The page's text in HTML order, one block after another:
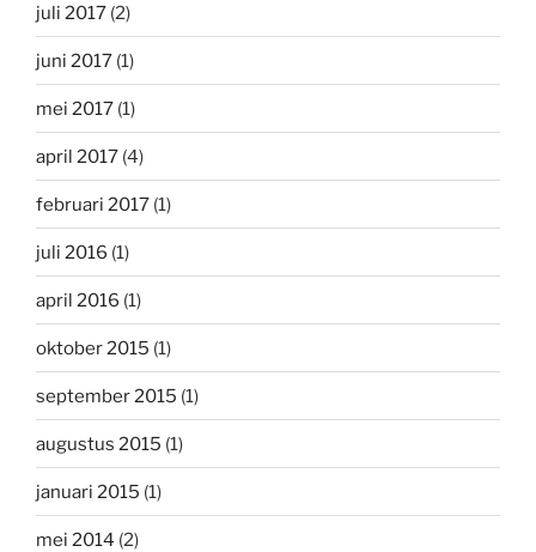
juli 2017 (2)
juni 2017 (1)
mei 2017 (1)
april 2017 (4)
februari 2017 (1)
juli 2016 (1)
april 2016 (1)
oktober 2015 (1)
september 2015 (1)
augustus 2015 (1)
januari 2015 (1)
mei 2014 (2)